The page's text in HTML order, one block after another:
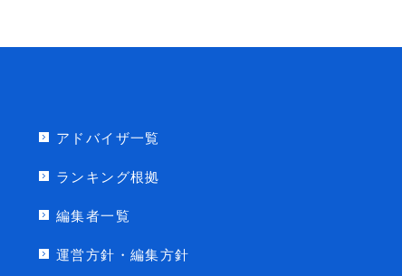
アドバイザ一覧
ランキング根拠
編集者一覧
運営方針・編集方針